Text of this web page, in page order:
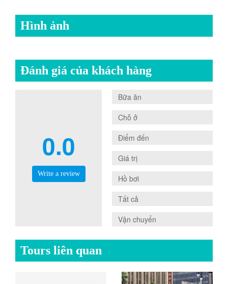
Hình ảnh
Đánh giá của khách hàng
0.0
Write a review
0.0Bữa ăn
0.0
Chỗ ở
0.0
Điểm đến
0.0
Giá trị
0.0Hồ bơi
0.0
Tất cả
0.0
Vận chuyển
Tours liên quan